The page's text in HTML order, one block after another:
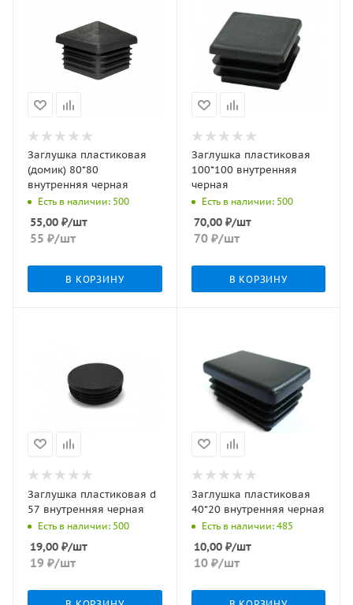
Заглушка пластиковая
(домик) 80*80
внутренняя черная
Есть в наличии: 500
55,00 ₽/шт
55 ₽/шт
В КОРЗИНУ
Заглушка пластиковая
100*100 внутренняя
черная
Есть в наличии: 500
70,00₽/шт
70₽/шт
В КОРЗИНУ
Заглушка пластиковая d
57 внутренняя черная
Есть в наличии: 500
19,00 ₽/шт
19 ₽/шт
Заглушка пластиковая
40*20 внутренняя черная
Есть в наличии: 485
10,00₽/шт
10₽/шт